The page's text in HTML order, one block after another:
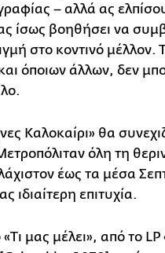
– αλλά ας
ίσως βοηθήσει να
στο κοντινό μέλλον.
όποιων άλλων, δεν
Καλοκαίρι» θα
όλη τη
έως τα μέσα
ιδιαίτερη επιτυχία.
μας μέλει», από το